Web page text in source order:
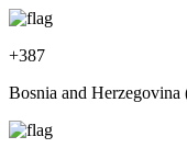
+387
Bosnia and